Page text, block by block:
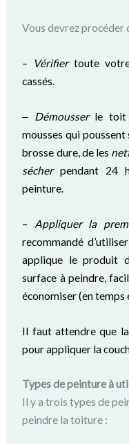
Vous devrez procéder
– Vérifiertoute
cassés.
‒ Démousserle toit :
mousses qui
brosse dure, de les
sécherpendant 24
peinture.
– Appliquer la
recommandé
applique le produit
surface à peindre,
économiser (en temps
Il faut attendre que
pour appliquer la
Types de peinture à
Il y a trois types de
peindre la toiture :